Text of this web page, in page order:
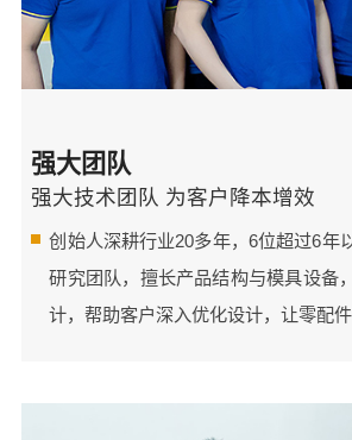
强大团队
强大技术团队 为客户降本增效
创始人深耕行业20多年，6位超过6年
研究团队，擅长产品结构与模具设备
计，帮助客户深入优化设计，让零配件